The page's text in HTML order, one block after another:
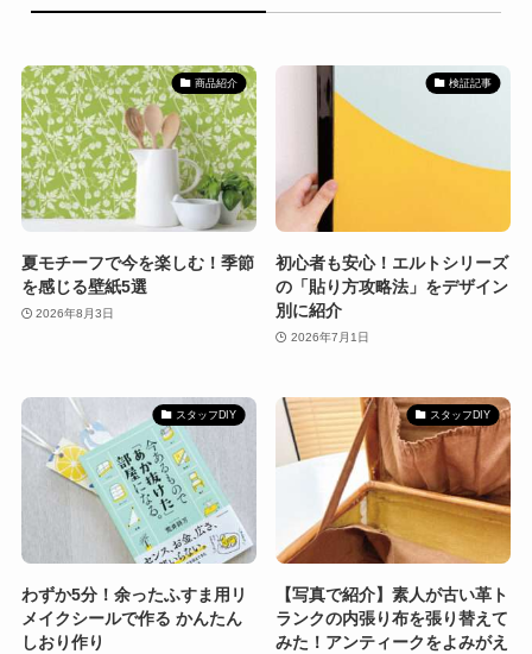
商品紹介
夏モチーフで今を楽しむ！季節
を感じる壁紙5選
2026年8月3日
検証記事
初心者も安心！エルトシリーズ
の「貼り方攻略法」をデザイン
別に紹介
2026年7月1日
スタッフDIY
わずか5分！余ったふすま用リ
メイクシールで作る かんたん
しおり作り
スタッフDIY
【写真で紹介】素人が古い革ト
ランクの内張り布を張り替えて
みた！アンティークをよみがえ